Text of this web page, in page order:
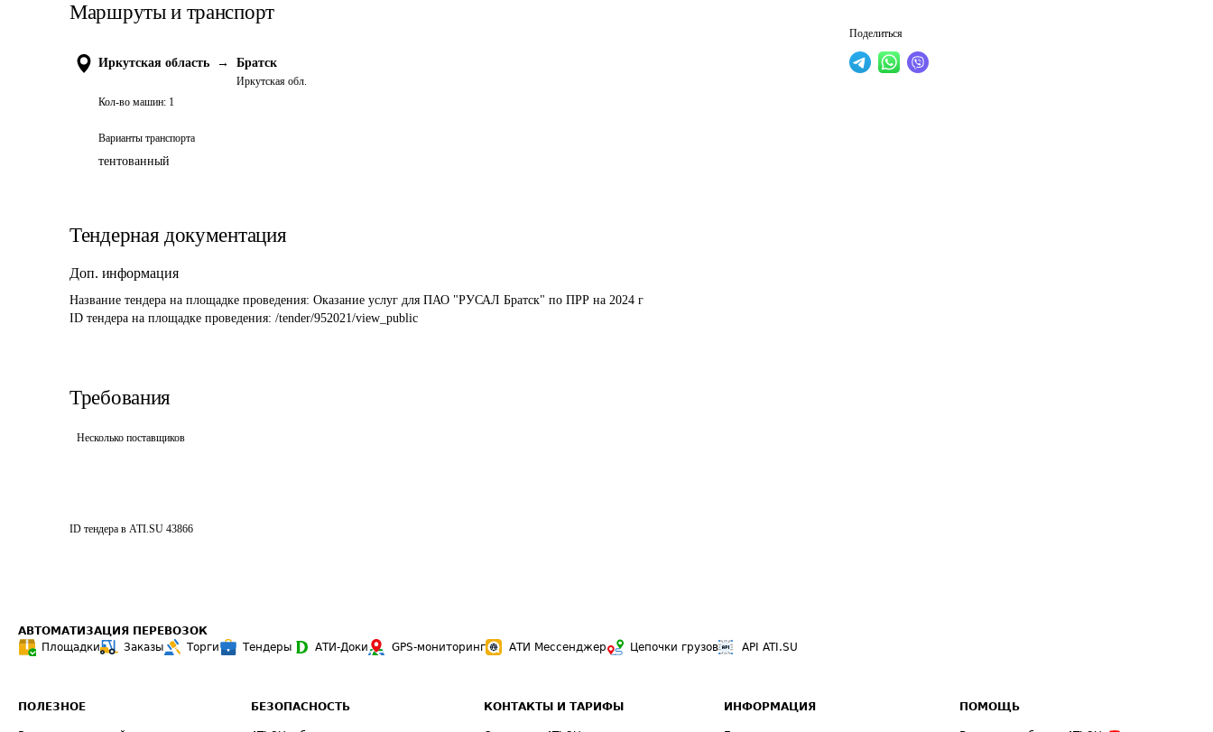
Поделиться
Маршруты и транспорт
Иркутская область → Братск
Иркутская обл.
Кол-во машин: 1
Варианты транспорта
тентованный
Тендерная документация
Доп. информация
Название тендера на площадке проведения: Оказание услуг для ПАО "РУСАЛ Братск" по ПРР на 2024 г
ID тендера на площадке проведения: /tender/952021/view_public
Требования
Несколько поставщиков
ID тендера в ATI.SU 43866
АВТОМАТИЗАЦИЯ ПЕРЕВОЗОК
Площадки
Заказы Торги Тендеры АТИ-Доки GPS-мониторинг АТИ Мессенджер Цепочки грузов API ATI.SU
ПОЛЕЗНОЕ БЕЗОПАСНОСТЬ КОНТАКТЫ И ТАРИФЫ ИНФОРМАЦИЯ ПОМОЩЬ